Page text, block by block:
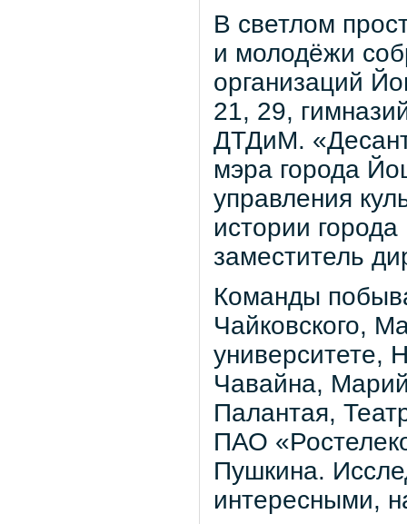
В светлом
и молодёжи
организаций
21, 29,
ДТДиМ.
мэра города
управления
истории
заместитель
Команды
Чайковского,
университете,
Чавайна,
Палантая,
ПАО
Пушкина.
интересными,